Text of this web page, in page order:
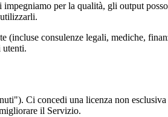
per la qualità, gli output
consulenze legali, mediche,
utenti.
Ci concedi una licenza non
il Servizio.